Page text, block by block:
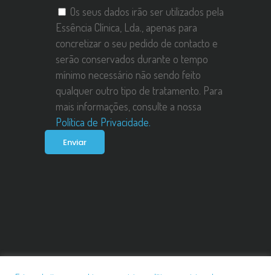
Os seus dados irão ser utilizados pela
Essência Clínica, Lda., apenas para
concretizar o seu pedido de contacto e
serão conservados durante o tempo
mínimo necessário não sendo feito
qualquer outro tipo de tratamento. Para
mais informações, consulte a nossa
Política de Privacidade.